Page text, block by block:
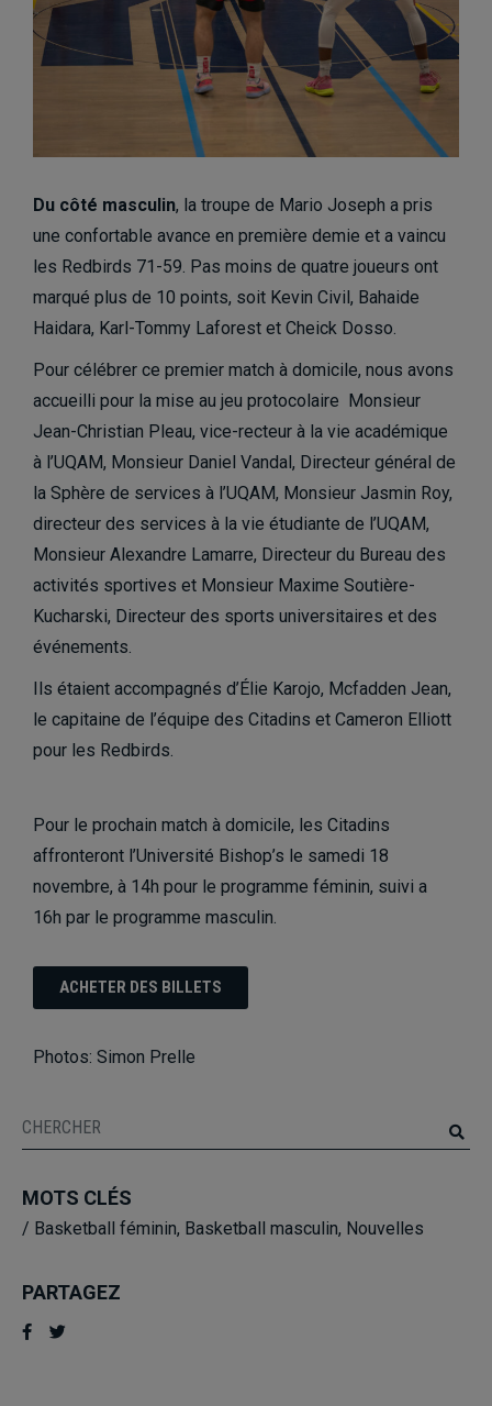
Du côté masculin, la troupe de Mario Joseph a pris
une confortable avance en première demie et a vaincu
les Redbirds 71-59. Pas moins de quatre joueurs ont
marqué plus de 10 points, soit Kevin Civil, Bahaide
Haidara, Karl-Tommy Laforest et Cheick Dosso.
Pour célébrer ce premier match à domicile, nous avons
accueilli pour la mise au jeu protocolaire Monsieur
Jean-Christian Pleau, vice-recteur à la vie académique
à l’UQAM, Monsieur Daniel Vandal, Directeur général de
la Sphère de services à l’UQAM, Monsieur Jasmin Roy,
directeur des services à la vie étudiante de l’UQAM,
Monsieur Alexandre Lamarre, Directeur du Bureau des
activités sportives et Monsieur Maxime Soutière-
Kucharski, Directeur des sports universitaires et des
événements.
Ils étaient accompagnés d’Élie Karojo, Mcfadden Jean,
le capitaine de l’équipe des Citadins et Cameron Elliott
pour les Redbirds.
Pour le prochain match à domicile, les Citadins
affronteront l’Université Bishop’s le samedi 18
novembre, à 14h pour le programme féminin, suivi a
16h par le programme masculin.
ACHETER DES BILLETS
Photos: Simon Prelle
MOTS CLÉS
/ Basketball féminin, Basketball masculin, Nouvelles
PARTAGEZ